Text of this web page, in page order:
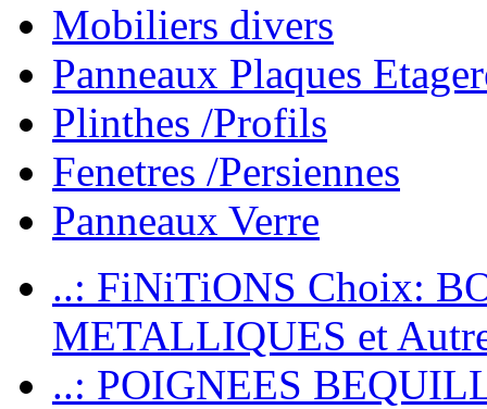
Mobiliers divers
Panneaux Plaques
Plinthes /Profils
Fenetres /Persiennes
Panneaux Verre
..: FiNiTiONS Choix:
METALLIQUES et
..: POIGNEES